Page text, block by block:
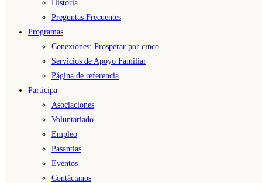
Historia
Preguntas Frecuentes
Programas
Conexiones: Prosperar por cinco
Servicios de Apoyo Familiar
Página de referencia
Participa
Asociaciones
Voluntariado
Empleo
Pasantías
Eventos
Contáctanos